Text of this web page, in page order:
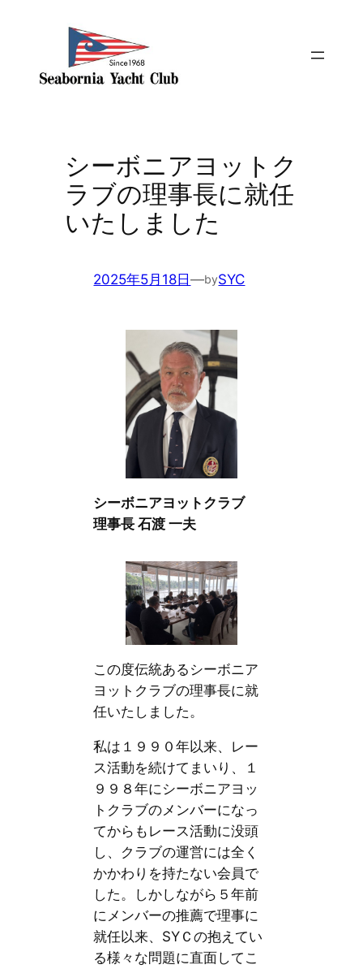
シーボニアヨットク
ラブの理事長に就任
いたしました
2025年5月18日—bySYC
シーボニアヨットクラブ
理事長 石渡 一夫
この度伝統あるシーボニア
ヨットクラブの理事長に就
任いたしました。
私は１９９０年以来、レー
ス活動を続けてまいり、１
９９８年にシーボニアヨッ
トクラブのメンバーになっ
てからもレース活動に没頭
し、クラブの運営には全く
かかわりを持たない会員で
した。しかしながら５年前
にメンバーの推薦で理事に
就任以来、SYＣの抱えてい
る様々な問題に直面してこ